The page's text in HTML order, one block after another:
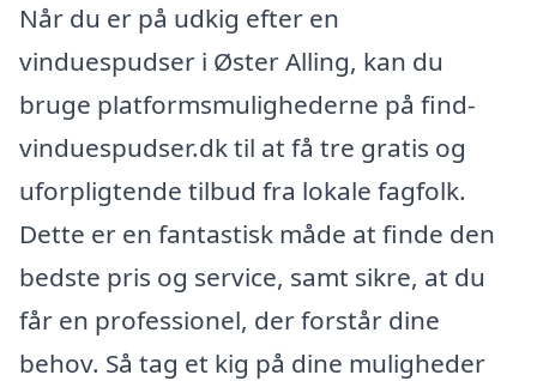
Når du er på udkig efter en
vinduespudser i Øster Alling, kan du
bruge platformsmulighederne på find-
vinduespudser.dk til at få tre gratis og
uforpligtende tilbud fra lokale fagfolk.
Dette er en fantastisk måde at finde den
bedste pris og service, samt sikre, at du
får en professionel, der forstår dine
behov. Så tag et kig på dine muligheder